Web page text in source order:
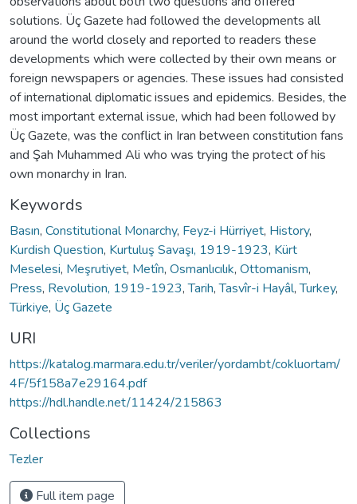
solutions. Üç Gazete had followed the developments all
around the world closely and reported to readers these
developments which were collected by their own means or
foreign newspapers or agencies. These issues had consisted
of international diplomatic issues and epidemics. Besides, the
most important external issue, which had been followed by
Üç Gazete, was the conflict in Iran between constitution fans
and Şah Muhammed Ali who was trying the protect of his
own monarchy in Iran.
Keywords
Basın, Constitutional Monarchy, Feyz-i Hürriyet, History,
Kurdish Question, Kurtuluş Savaşı, 1919-1923, Kürt
Meselesi, Meşrutiyet, Metîn, Osmanlıcılık, Ottomanism,
Press, Revolution, 1919-1923,Tarih,Tasvîr-i Hayâl,Turkey,
Türkiye, Üç Gazete
URI
https://katalog.marmara.edu.tr/veriler/yordambt/cokluortam/
4F/5f158a7e29164.pdf
https://hdl.handle.net/11424/215863
Collections
Tezler
Full item page